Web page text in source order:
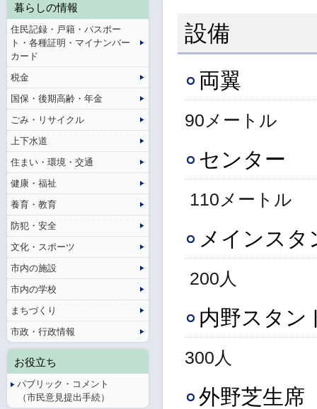
設備
両翼
90メートル
センター
110メートル
メインスタ
200人
内野スタン
300人
外野芝生席
暮らしの情報
住民記録・戸籍・パスポー
ト・各種証明・マイナンバー
カード
税金
国保・後期高齢・年金
ごみ・リサイクル
上下水道
住まい・環境・交通
健康・福祉
養育・教育
防犯・安全
文化・スポーツ
市内の施設
市内の学校
まちづくり
市政・行政情報
お役立ち
パブリック・コメント
（市民意見提出手続）